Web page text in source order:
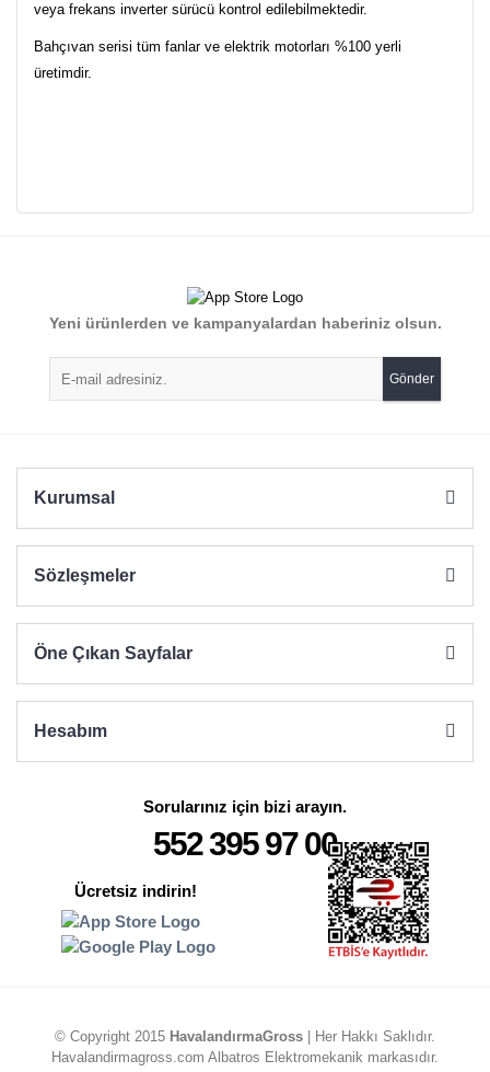
veya frekans inverter sürücü kontrol edilebilmektedir.
Bahçıvan serisi tüm fanlar ve elektrik motorları %100 yerli
üretimdir.
Yorum Yaz
Ürün resmi kalitesiz, bozuk veya görüntülenemiyor.
Ürün açıklamasında eksik bilgiler bulunuyor.
Ürün bilgilerinde hatalar bulunuyor.
Yeni ürünlerden ve kampanyalardan haberiniz olsun.
Gönder
Kurumsal
Sözleşmeler
Öne Çıkan Sayfalar
Hesabım
Sorularınız için bizi arayın.
552 395 97 00
Ücretsiz indirin!
© Copyright 2015 HavalandırmaGross | Her Hakkı Saklıdır.
Havalandirmagross.com Albatros Elektromekanik markasıdır.